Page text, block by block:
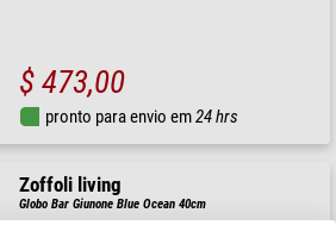
$ 473,00
pronto para envio em24 hrs
Zoffoli living
Globo Bar Giunone Blue Ocean 40cm